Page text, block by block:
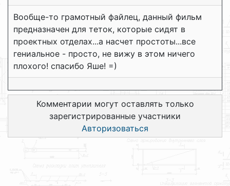
Вообще-то грамотный файлец, данный фильм
предназначен для теток, которые сидят в
проектных отделах...а насчет простоты...все
гениальное - просто, не вижу в этом ничего
плохого! спасибо Яше! =)
Комментарии могут оставлять только
зарегистрированные участники
Авторизоваться